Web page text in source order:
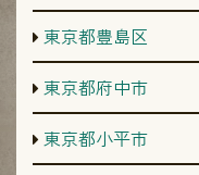
東京都豊島区
東京都府中市
東京都小平市